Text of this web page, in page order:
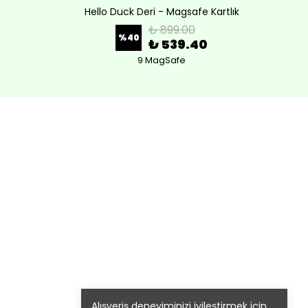
Hello Duck Deri - Magsafe Kartlık
%40 ₺ 899.00
₺ 539.40
9 MagSafe